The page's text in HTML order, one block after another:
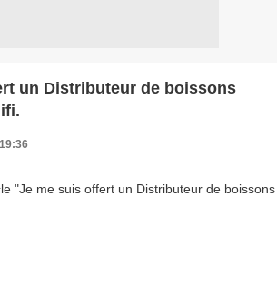
un Distributeur de boissons